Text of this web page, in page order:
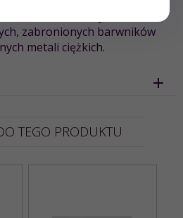
formaldehydu,
zabronionych barwników
metali ciężkich.
TEGO PRODUKTU